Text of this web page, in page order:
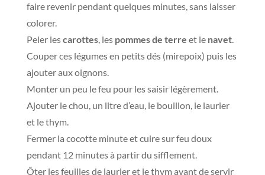
faire revenir pendant quelques minutes, sans laisser
colorer.
Peler lescarottes, lespommes de terre et le navet.
Couper ces légumes en petits dés (mirepoix) puis les
ajouter aux oignons.
Monter un peu le feu pour les saisir légèrement.
Ajouter le chou, un litre d’eau, le bouillon, le laurier
et le thym.
Fermer la cocotte minute et cuire sur feu doux
pendant 12 minutes à partir du sifflement.
Ôter les feuilles de laurier et le thym avant de servir